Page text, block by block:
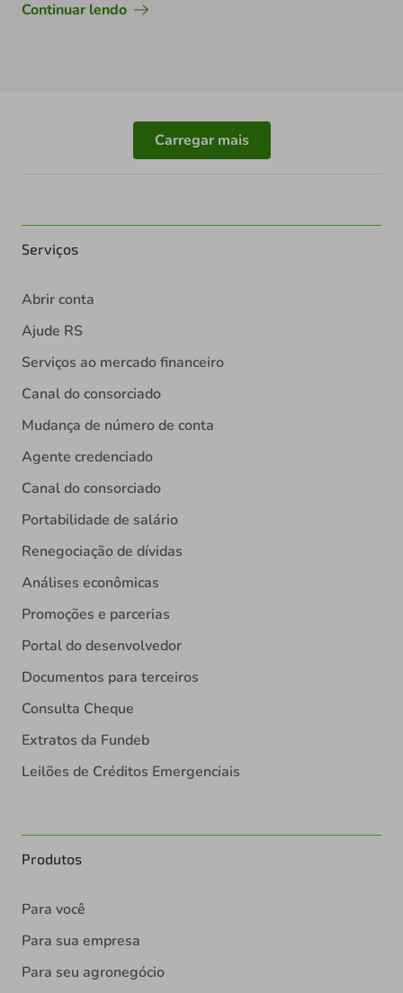
Continuar lendo
Carregar mais
Serviços
Abrir conta
Ajude RS
Serviços ao mercado financeiro
Canal do consorciado
Mudança de número de conta
Agente credenciado
Canal do consorciado
Portabilidade de salário
Renegociação de dívidas
Análises econômicas
Promoções e parcerias
Portal do desenvolvedor
Documentos para terceiros
Consulta Cheque
Extratos da Fundeb
Leilões de Créditos Emergenciais
Produtos
Para você
Para sua empresa
Para seu agronegócio